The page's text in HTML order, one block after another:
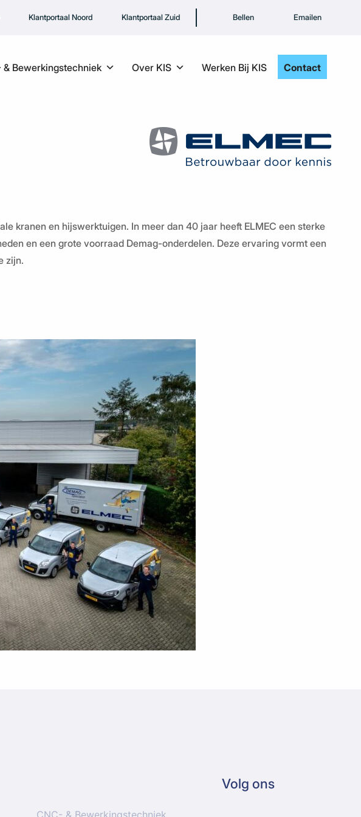
Klantportaal Noord Klantportaal Zuid Bellen Emailen
& Bewerkingstechniek Over KIS Werken Bij KIS Contact
kranen en hijswerktuigen. In meer dan 40 jaar heeft ELMEC een sterke
en een grote voorraad Demag-onderdelen. Deze ervaring vormt een
zijn.
Volg ons